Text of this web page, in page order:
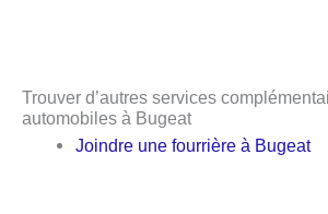
Trouver d’autres services
automobiles à Bugeat
Joindre une fourrière à Bugeat